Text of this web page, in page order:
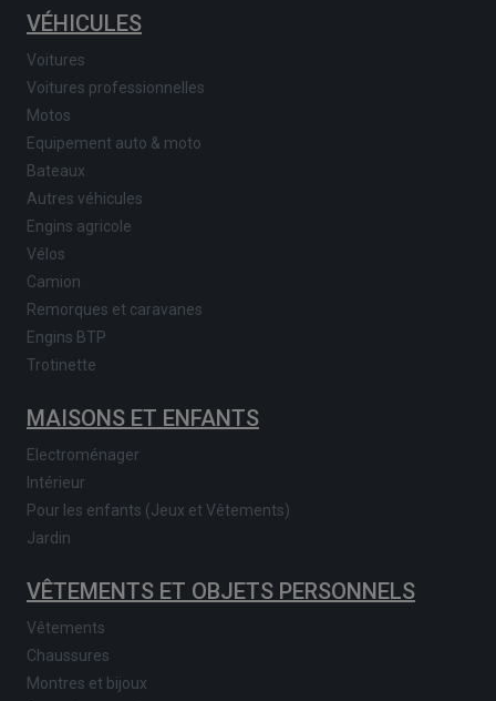
VÉHICULES
Voitures
Voitures professionnelles
Motos
Equipement auto & moto
Bateaux
Autres véhicules
Engins agricole
Vélos
Camion
Remorques et caravanes
Engins BTP
Trotinette
MAISONS ET ENFANTS
Electroménager
Intérieur
Pour les enfants (Jeux et Vêtements)
Jardin
VÊTEMENTS ET OBJETS PERSONNELS
Vêtements
Chaussures
Montres et bijoux